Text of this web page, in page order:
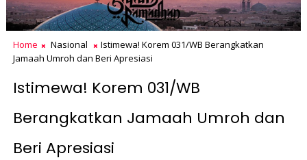
Home Nasional
Istimewa! Korem 031/WB Berangkatkan
Jamaah Umroh dan Beri Apresiasi
Istimewa! Korem 031/WB
Berangkatkan Jamaah Umroh dan
Beri Apresiasi